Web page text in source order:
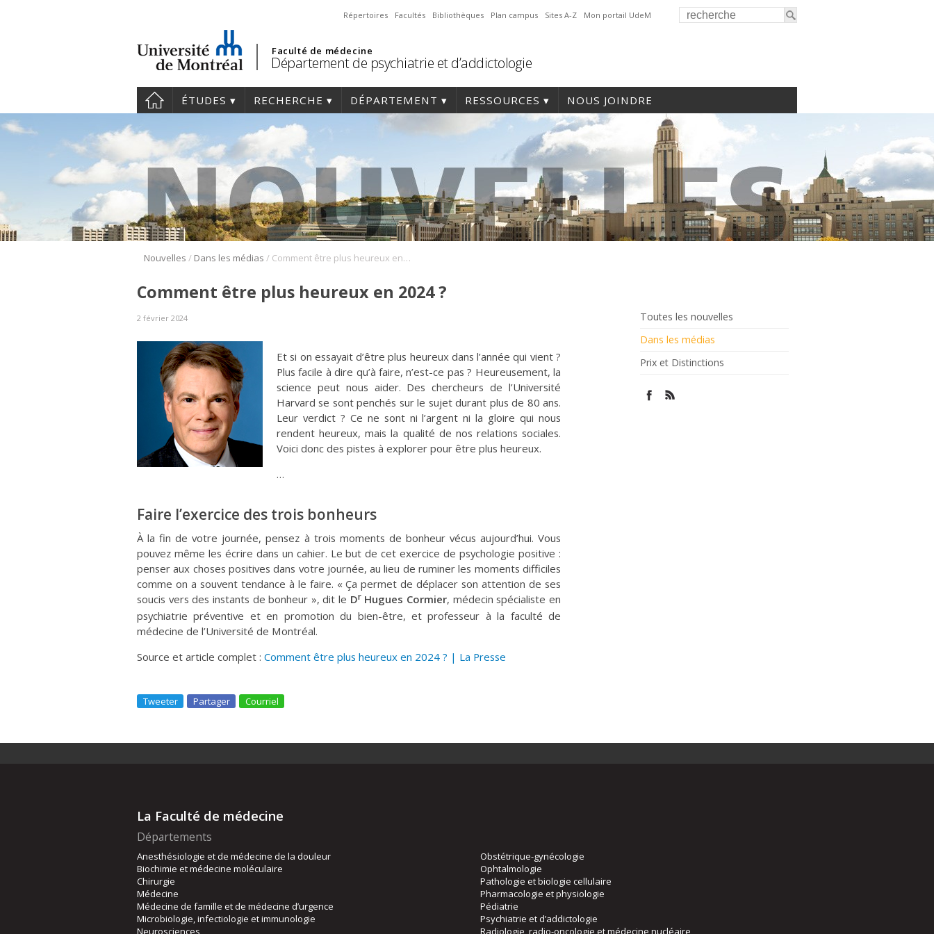
Répertoires Facultés Bibliothèques Plan campus Sites A-Z Mon portail UdeM
Faculté de médecine
Département de psychiatrie et d’addictologie
ÉTUDES RECHERCHE DÉPARTEMENT RESSOURCES NOUS JOINDRE
Nouvelles / Dans les médias / Comment être plus heureux en 2024 ?
Toutes les nouvelles
Dans les médias
Prix et Distinctions
Comment être plus heureux en 2024 ?
2 février 2024
Et si on essayait d’être plus heureux dans l’année qui vient ?
Plus facile à dire qu’à faire, n’est-ce pas ? Heureusement, la
science peut nous aider. Des chercheurs de l’Université
Harvard se sont penchés sur le sujet durant plus de 80 ans.
Leur verdict ? Ce ne sont ni l’argent ni la gloire qui nous
rendent heureux, mais la qualité de nos relations sociales.
Voici donc des pistes à explorer pour être plus heureux.
…
Faire l’exercice des trois bonheurs
À la fin de votre journée, pensez à trois moments de bonheur vécus aujourd’hui. Vous
pouvez même les écrire dans un cahier. Le but de cet exercice de psychologie positive :
penser aux choses positives dans votre journée, au lieu de ruminer les moments difficiles
comme on a souvent tendance à le faire. « Ça permet de déplacer son attention de ses
soucis vers des instants de bonheur », dit le DrHugues Cormier, médecin spécialiste en
psychiatrie préventive et en promotion du bien-être, et professeur à la faculté de
médecine de l’Université de Montréal.
Source et article complet : Comment être plus heureux en 2024 ? | La Presse
Tweeter Partager Courriel
La Faculté de médecine
Départements
Anesthésiologie et de médecine de la douleur
Biochimie et médecine moléculaire
Chirurgie
Médecine
Médecine de famille et de médecine d’urgence
Microbiologie, infectiologie et immunologie
Neurosciences
Obstétrique-gynécologie
Ophtalmologie
Pathologie et biologie cellulaire
Pharmacologie et physiologie
Pédiatrie
Psychiatrie et d’addictologie
Radiologie, radio-oncologie et médecine nucléaire